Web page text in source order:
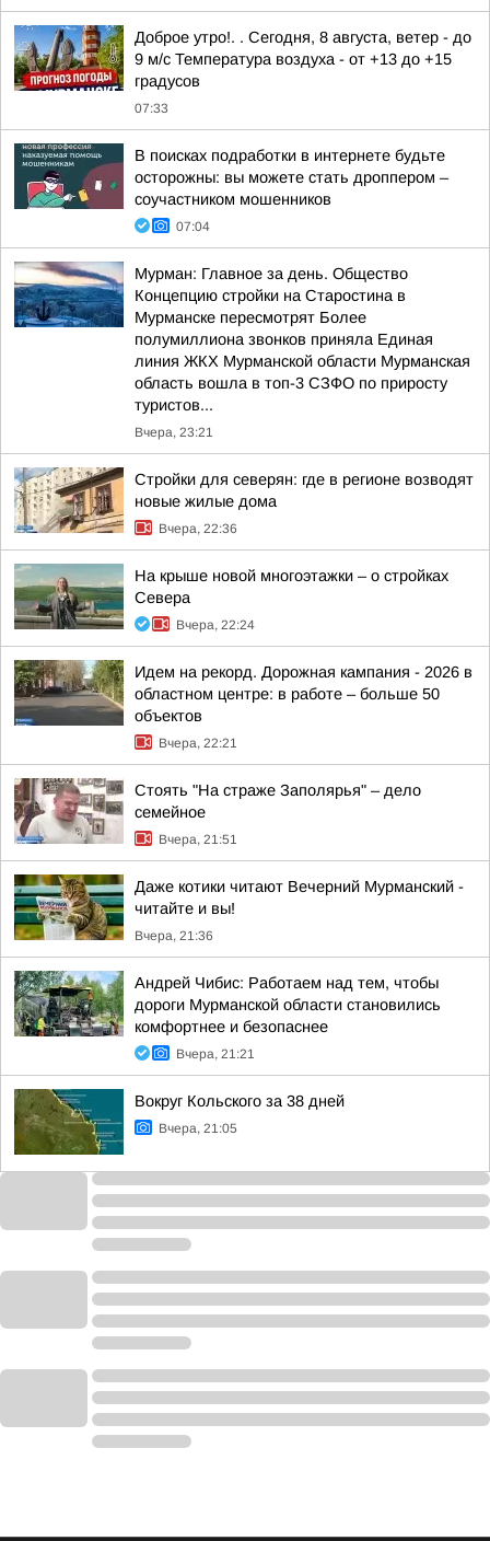
Доброе утро!. . Сегодня, 8 августа, ветер - до
9 м/с Температура воздуха - от +13 до +15
градусов
07:33
В поисках подработки в интернете будьте
осторожны: вы можете стать дроппером –
соучастником мошенников
07:04
Мурман: Главное за день. Общество
Концепцию стройки на Старостина в
Мурманске пересмотрят Более
полумиллиона звонков приняла Единая
линия ЖКХ Мурманской области Мурманская
область вошла в топ-3 СЗФО по приросту
туристов...
Вчера, 23:21
Стройки для северян: где в регионе возводят
новые жилые дома
Вчера, 22:36
На крыше новой многоэтажки – о стройках
Севера
Вчера, 22:24
Идем на рекорд. Дорожная кампания - 2026 в
областном центре: в работе – больше 50
объектов
Вчера, 22:21
Стоять "На страже Заполярья" – дело
семейное
Вчера, 21:51
Даже котики читают Вечерний Мурманский -
читайте и вы!
Вчера, 21:36
Андрей Чибис: Работаем над тем, чтобы
дороги Мурманской области становились
комфортнее и безопаснее
Вчера, 21:21
Вокруг Кольского за 38 дней
Вчера, 21:05